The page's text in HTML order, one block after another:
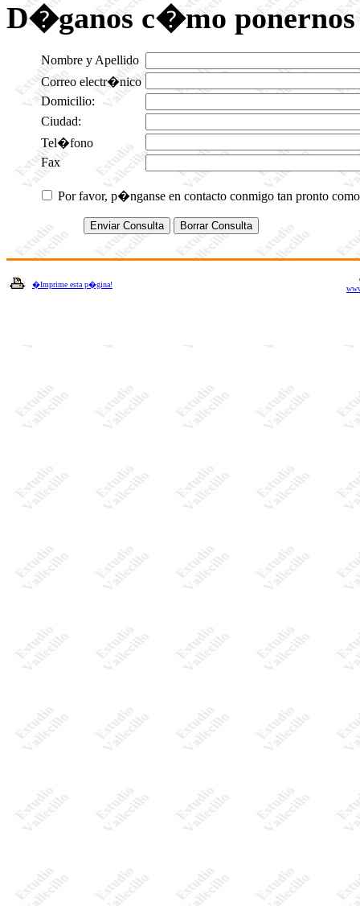
D�ganos c�mo ponernos
Nombre y Apellido
Correo electr�nico
Domicilio:
Ciudad:
Tel�fono
Fax
Por favor, p�nganse en contacto conmigo tan pronto
�Imprime esta p�gina!